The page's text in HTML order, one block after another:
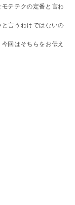
テテクの定番と言わ
言うわけではないの
回はそちらをお伝え